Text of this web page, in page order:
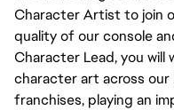
Character Artist to join
quality of our console
Character Lead, you
character art across our
franchises, playing an